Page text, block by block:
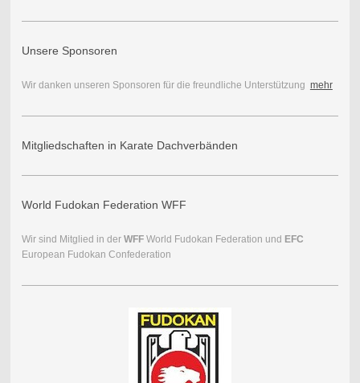
Unsere Sponsoren
Wir danken unseren Sponsoren für die freundliche Unterstützung mehr
Mitgliedschaften in Karate Dachverbänden
World Fudokan Federation WFF
Wir sind Mitglied in der WFFWorld Fudokan Federation und EFC
European Fudokan Confederation